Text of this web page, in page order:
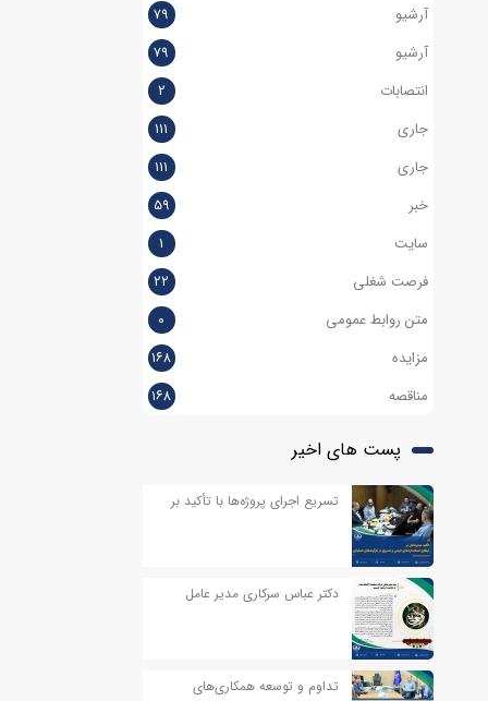
آرشیو
۷۹
آرشیو
۷۹
انتصابات
۲
جاری
۱۱۱
جاری
۱۱۱
خبر
۵۹
سایت
۱
فرصت شغلی
۲۲
متن روابط عمومی
۰
مزایده
۱۶۸
مناقصه
۱۶۸
پست های اخیر
تسریع اجرای پروژه‌ها با تأکید بر
دکتر عباس سرکاری مدیر عامل
پیامی به مناسبت اربعین حسینی
تداوم و توسعه همکاری‌های